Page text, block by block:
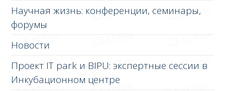
Научная жизнь: конференции, семинары,
форумы
Новости
Проект IT park и BIPU: экспертные сессии в
Инкубационном центре